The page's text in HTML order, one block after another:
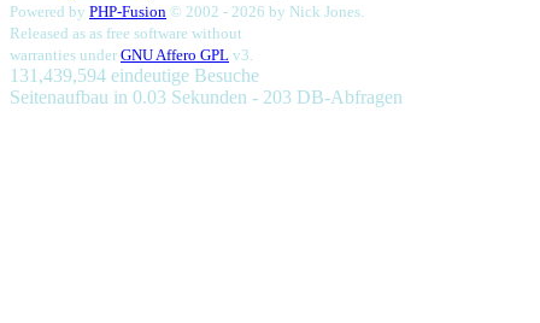
Powered by PHP-Fusion © 2002 - 2026 by Nick Jones.
Released as as free software without
warranties under GNU Affero GPL v3.
131,439,594 eindeutige Besuche
Seitenaufbau in 0.03 Sekunden - 203 DB-Abfragen